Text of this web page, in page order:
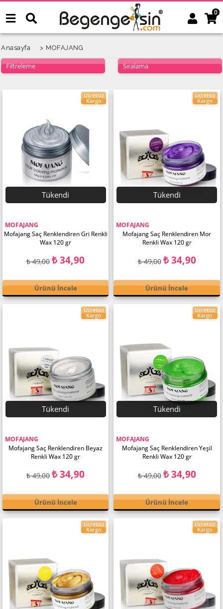
0
Anasayfa > MOFAJANG
Filtreleme Sıralama
Tükendi
MOFAJANG
Mofajang Saç Renklendiren Gri Renkli
Wax 120 gr
₺ 34,90
₺ 49,00
Ürünü İncele
Ücretsiz
Kargo
Tükendi
MOFAJANG
Mofajang Saç Renklendiren Mor
Renkli Wax 120 gr
₺ 34,90
₺ 49,00
Ürünü İncele
Ücretsiz
Kargo
Tükendi
MOFAJANG
Mofajang Saç Renklendiren Beyaz
Renkli Wax 120 gr
₺ 34,90
₺ 49,00
Ürünü İncele
Ücretsiz
Kargo
Tükendi
MOFAJANG
Mofajang Saç Renklendiren Yeşil
Renkli Wax 120 gr
₺ 34,90
₺ 49,00
Ürünü İncele
Ücretsiz
Kargo
Ücretsiz
Kargo
Ücretsiz
Kargo